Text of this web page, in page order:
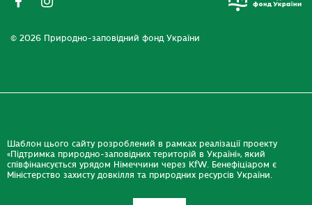
© 2026 Природно-заповідний фонд України
Шаблон цього сайту розроблений в рамках реалізації проекту
«Підтримка природно-заповідних територій в Україні», який
співфінансується урядом Німеччини через KfW. Бенефіціаром є
Міністерство захисту довкілля та природних ресурсів України.